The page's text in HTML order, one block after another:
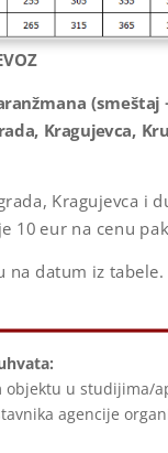
Kragujevca,
Kragujevca i
10 eur na cenu
na datum iz tabele.
objektu u studijima/
agencije